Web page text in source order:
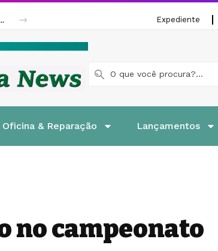
gratuito para visitantes Expediente
Oficina & Reparação Lançamentos
no campeonato